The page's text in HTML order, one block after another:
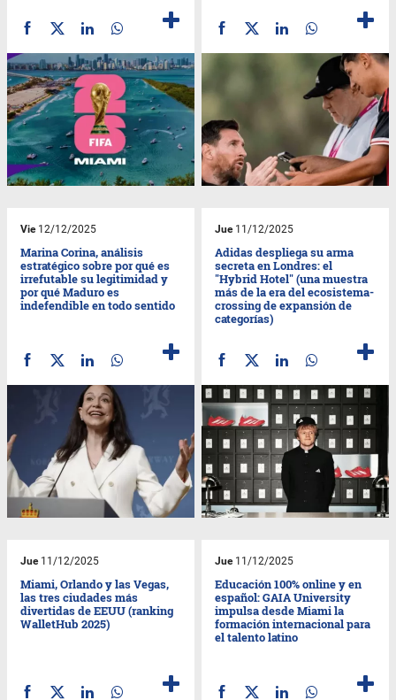
Vie12/12/2025
Marina Corina, análisis
estratégico sobre por qué es
irrefutable su legitimidad y
por qué Maduro es
indefendible en todo sentido
Jue11/12/2025
Adidas despliega su arma
secreta en Londres: el
"Hybrid Hotel" (una muestra
más de la era del ecosistema-
crossing de expansión de
categorías)
Jue11/12/2025
Miami, Orlando y las Vegas,
las tres ciudades más
divertidas de EEUU (ranking
WalletHub 2025)
Jue11/12/2025
Educación 100% online y en
español: GAIA University
impulsa desde Miami la
formación internacional para
el talento latino